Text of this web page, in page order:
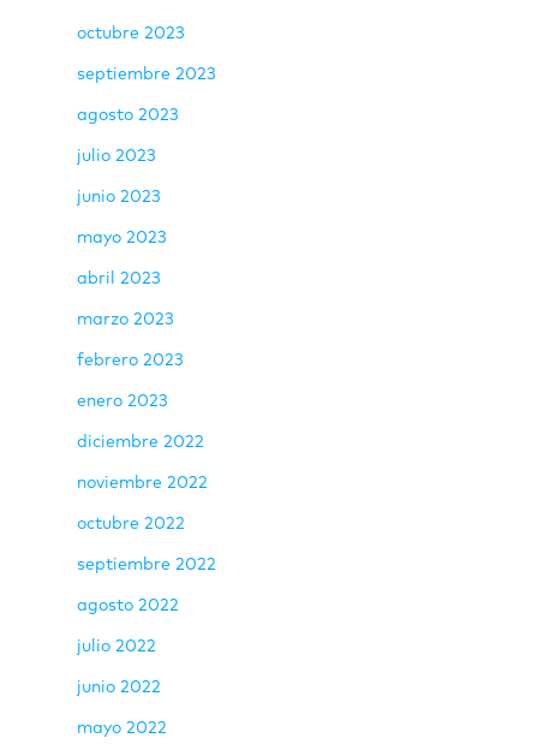
octubre 2023
septiembre 2023
agosto 2023
julio 2023
junio 2023
mayo 2023
abril 2023
marzo 2023
febrero 2023
enero 2023
diciembre 2022
noviembre 2022
octubre 2022
septiembre 2022
agosto 2022
julio 2022
junio 2022
mayo 2022